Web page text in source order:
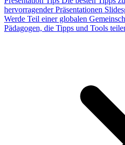
hervorragender Präsentationen
Werde Teil einer globalen
Pädagogen, die Tipps und Tools